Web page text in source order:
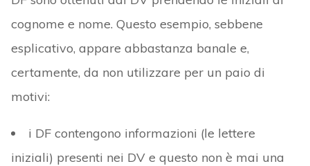
cognome e nome. Questo esempio, sebbene
esplicativo, appare abbastanza banale e,
certamente, da non utilizzare per un paio di
motivi:
i DF contengono informazioni (le lettere
iniziali) presenti nei DV e questo non è mai una